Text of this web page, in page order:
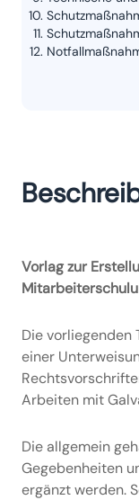
Vorlag zur
Die vorliegenden
einer
Arbeiten mit
Die allgemein
Gegebenheiten
ergänzt werden.